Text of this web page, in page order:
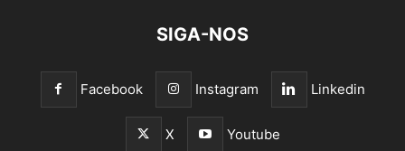
SIGA-NOS
Facebook Instagram Linkedin
X Youtube